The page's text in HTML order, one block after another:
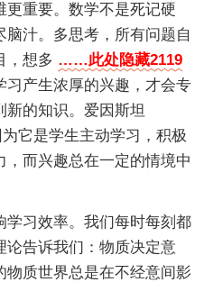
重要。数学不是死记硬
汁。多思考，所有问题自
，想多 ……此处隐藏2119
习产生浓厚的兴趣，才会专
新的知识。爱因斯坦
它是学生主动学习，积极
而兴趣总在一定的情境中
学习效率。我们每时每刻都
论告诉我们：物质决定意
质世界总是在不经意间影